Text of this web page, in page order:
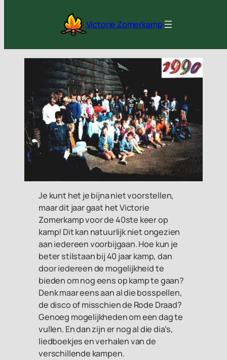
Victorie Zomerkamp
Je kunt het je bijna niet voorstellen,
maar dit jaar gaat het Victorie
Zomerkamp voor de 40ste keer op
kamp! Dit kan natuurlijk niet ongezien
aan iedereen voorbijgaan. Hoe kun je
beter stilstaan bij 40 jaar kamp, dan
door iedereen de mogelijkheid te
bieden om nog eens op kamp te gaan?
Denk maar eens aan al die bosspellen,
de disco of misschien de Rode Draad?
Genoeg mogelijkheden om een dag te
vullen. En dan zijn er nog al die dia’s,
liedboekjes en verhalen van de
verschillende kampen.